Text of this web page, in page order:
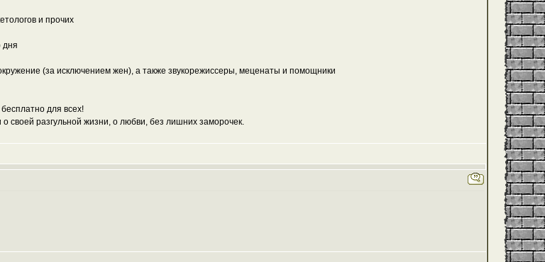
и прочих
дня
(за исключением жен), а также звукорежиссеры, меценаты и помощники
для всех!
разгульной жизни, о любви, без лишних заморочек.